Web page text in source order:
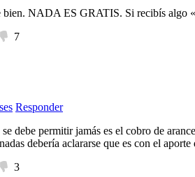
bien. NADA ES GRATIS. Si recibís algo
7
Responder
debe permitir jamás es el cobro de
debería aclararse que es con el
3